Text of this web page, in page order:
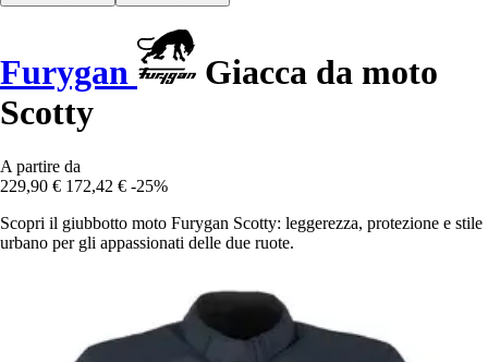
Furygan
Giacca da moto
Scotty
A partire da
229,90 € 172,42 € -25%
Scopri il giubbotto moto Furygan Scotty: leggerezza, protezione e stile
urbano per gli appassionati delle due ruote.